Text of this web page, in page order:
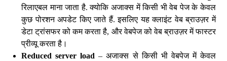
रिलाएबल माना जाता है. क्योकि अजाक्स में किसी भी वेब पेज के केवल
कुछ पोरशन अपडेट किए जाते हैं. इसलिए यह क्लाइंट वेब ब्राउज़र में
डेटा ट्रांसफर को कम करता है, और वेबपेज को वेब ब्राउज़र में फास्टर
प्रीव्यू करता है।
Reduced server load – अजाक्स से किसी भी वेबपेज में केवल